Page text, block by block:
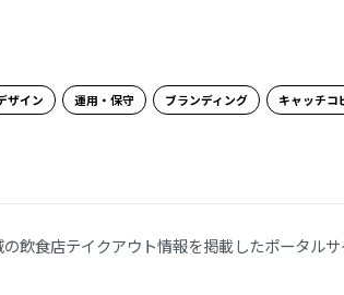
ザイン 運用・保守 ブランディング キャッチコ
飲食店テイクアウト情報を掲載したポータル